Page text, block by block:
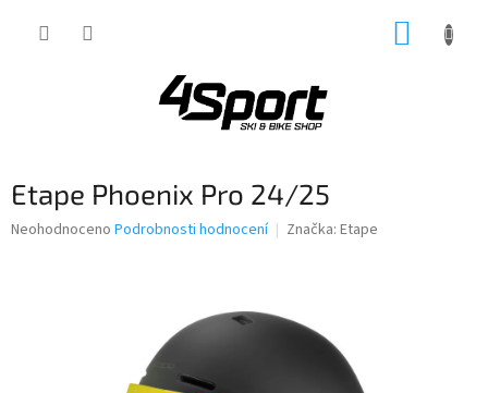
Etape Phoenix Pro 24/25
Průměrné
Neohodnoceno Podrobnosti hodnocení Značka: Etape